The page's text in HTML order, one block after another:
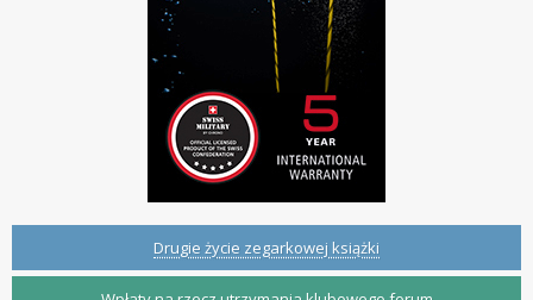
Drugie życie zegarkowej książki